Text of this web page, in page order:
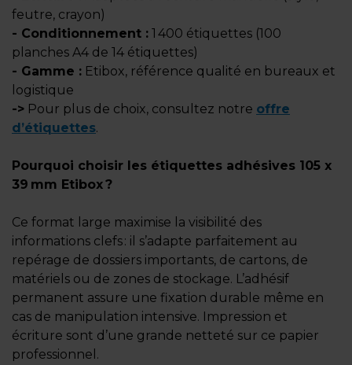
feutre, crayon)
- Conditionnement : 1 400 étiquettes (100
planches A4 de 14 étiquettes)
- Gamme : Etibox, référence qualité en bureaux et
logistique
-> Pour plus de choix, consultez notre offre
d’étiquettes.
Pourquoi choisir les étiquettes adhésives 105 x
39 mm Etibox ?
Ce format large maximise la visibilité des
informations clefs : il s’adapte parfaitement au
repérage de dossiers importants, de cartons, de
matériels ou de zones de stockage. L’adhésif
permanent assure une fixation durable même en
cas de manipulation intensive. Impression et
écriture sont d’une grande netteté sur ce papier
professionnel.